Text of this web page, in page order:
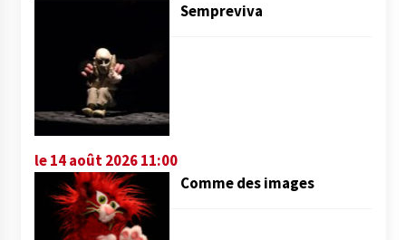
Sempreviva
le 14 août 2026 11:00
Comme des images